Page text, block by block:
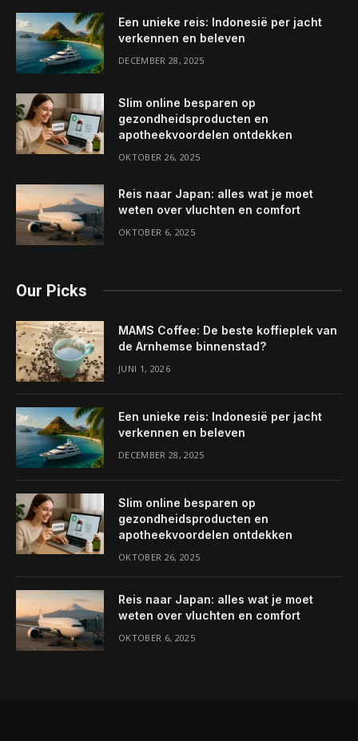
Een unieke reis: Indonesië per jacht
verkennen en beleven
DECEMBER 28, 2025
Slim online besparen op
gezondheidsproducten en
apotheekvoordelen ontdekken
OKTOBER 26, 2025
Reis naar Japan: alles wat je moet
weten over vluchten en comfort
OKTOBER 6, 2025
Our Picks
MAMS Coffee: De beste koffieplek van
de Arnhemse binnenstad?
JUNI 1, 2026
Een unieke reis: Indonesië per jacht
verkennen en beleven
DECEMBER 28, 2025
Slim online besparen op
gezondheidsproducten en
apotheekvoordelen ontdekken
OKTOBER 26, 2025
Reis naar Japan: alles wat je moet
weten over vluchten en comfort
OKTOBER 6, 2025